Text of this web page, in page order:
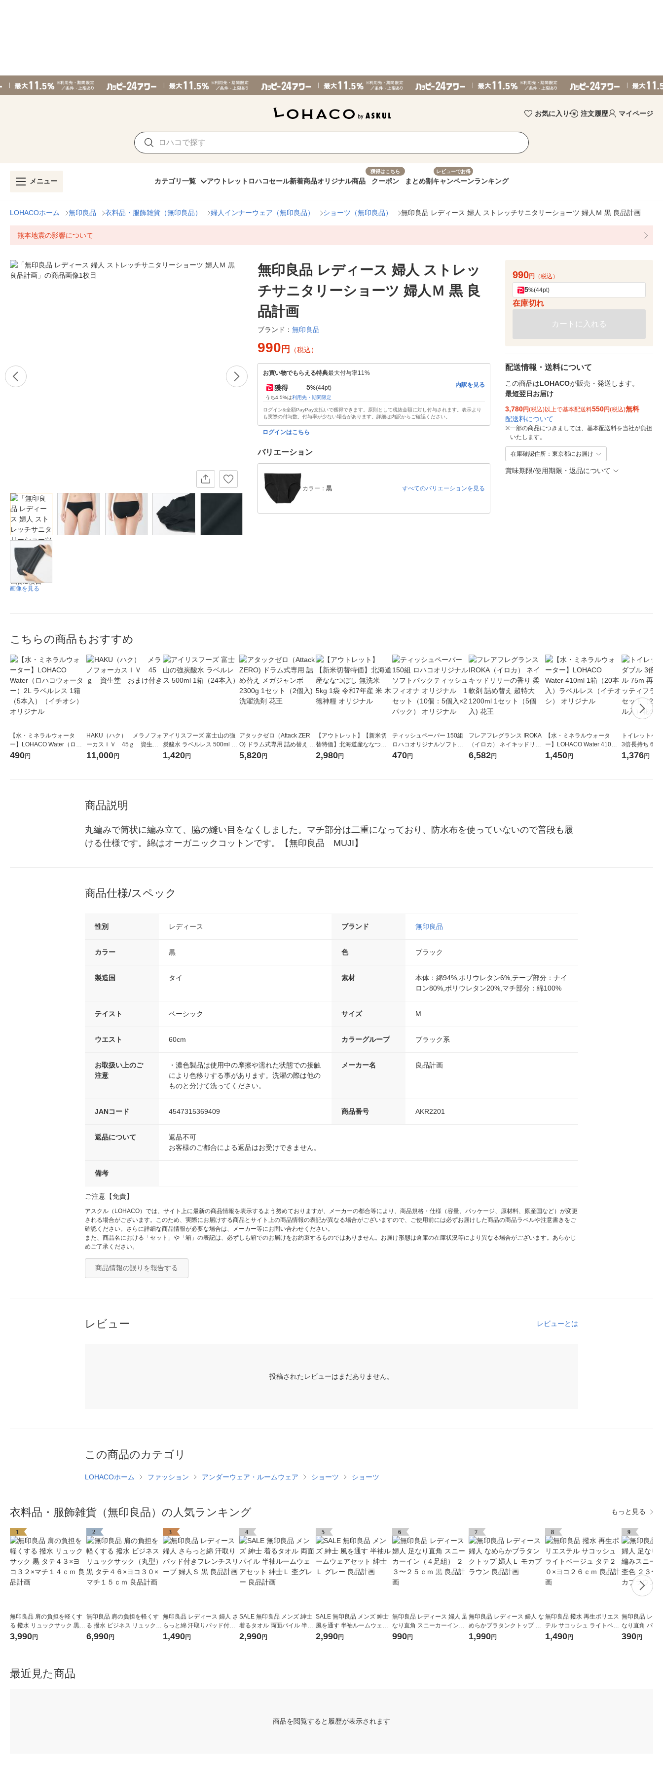
お気に入り 注文履歴 マイページ
メニュー カテゴリ一覧 アウトレット ロハコセール新着商品オリジナル商品
獲得はこちら
クーポン まとめ割
レビューでお得
キャンペーンランキング
LOHACOホーム 無印良品 衣料品・服飾雑貨（無印良品） 婦人インナーウェア（無印良品） ショーツ（無印良品） 無印良品 レディース 婦人 ストレッチサニタリーショーツ 婦人Ｍ 黒 良品計画
熊本地震の影響について
画像を見る
無印良品 レディース 婦人 ストレッ
チサニタリーショーツ 婦人Ｍ 黒 良
品計画
ブランド： 無印良品
990 円 （税込）
お買い物でもらえる特典最大付与率11%
獲得 5%(44pt)
うち4.5%は利用先・期間限定
内訳を見る
ログイン&全額PayPay支払いで獲得できます。原則として税抜金額に対し付与されます。表示より
も実際の付与数、付与率が少ない場合があります。詳細は内訳からご確認ください。
ログインはこちら
バリエーション
カラー： 黒 すべてのバリエーションを見る
990円 （税込）
5%(44pt)
在庫切れ
カートに入れる
配送情報・送料について
この商品はLOHACOが販売・発送します。
最短翌日お届け
3,780円(税込)以上で基本配送料550円(税込)無料
配送料について
※一部の商品につきましては、基本配送料を当社が負担
いたします。
在庫確認住所：東京都にお届け
賞味期限/使用期限・返品について
こちらの商品もおすすめ
【水・ミネラルウォータ
ー】LOHACO Water（ロハ
コウォーター）2L ラベルレ
490円
HAKU（ハク） メラノフォ
ーカスＩＶ 45ｇ 資生
堂 おまけ付き
11,000円
アイリスフーズ 富士山の強
炭酸水 ラベルレス 500ml 1
箱（24本入）
1,420円
アタックゼロ（Attack ZER
O) ドラム式専用 詰め替え メ
ガジャンボ 2300g 1セット
（2個入) 洗濯洗剤 花王
5,820円
【アウトレット】【新米切
替特価】北海道産ななつぼ
し 無洗米 5kg 1袋 令和7年産
米 木徳神糧 オリジナル
2,980円
ティッシュペーパー 150組
ロハコオリジナルソフトパ
ックティッシュ フィオナ オ
470円
フレアフレグランス IROKA
（イロカ） ネイキッドリリ
ーの香り 柔軟剤 詰め替え 超
特大 1200ml 1セット（5個
6,582円
【水・ミネラルウォータ
ー】LOHACO Water 410ml
1箱（20本入）ラベルレス
（イチオシ） オリジナル
1,450円
トイレットペ
3倍長持ち 6ロール
紙配合 スコッ
パック 1セッ
1,376円
商品説明
丸編みで筒状に編み立て、脇の縫い目をなくしました。マチ部分は二重になっており、防水布を使っていないので普段も履
ける仕様です。綿はオーガニックコットンです。【無印良品　MUJI】
商品仕様/スペック
性別 レディース ブランド 無印良品
カラー 黒 色 ブラック
製造国 タイ 素材
本体：綿94%,ポリウレタン6%,テープ部分：ナイ
ロン80%,ポリウレタン20%,マチ部分：綿100%
テイスト ベーシック サイズ M
ウエスト 60cm カラーグループ ブラック系
お取扱い上のご
注意
・濃色製品は使用中の摩擦や濡れた状態での接触
により色移りする事があります。洗濯の際は他の
ものと分けて洗ってください。
メーカー名 良品計画
JANコード 4547315369409 商品番号 AKR2201
返品について
返品不可
お客様のご都合による返品はお受けできません。
備考
ご注意【免責】
アスクル（LOHACO）では、サイト上に最新の商品情報を表示するよう努めておりますが、メーカーの都合等により、商品規格・仕様（容量、パッケージ、原材料、原産国など）が変更
される場合がございます。このため、実際にお届けする商品とサイト上の商品情報の表記が異なる場合がございますので、ご使用前には必ずお届けした商品の商品ラベルや注意書きをご
確認ください。さらに詳細な商品情報が必要な場合は、メーカー等にお問い合わせください。
また、商品名における「セット」や「箱」の表記は、必ずしも箱でのお届けをお約束するものではありません。お届け形態は倉庫の在庫状況等により異なる場合がございます。あらかじ
めご了承ください。
商品情報の誤りを報告する
レビュー レビューとは
投稿されたレビューはまだありません。
この商品のカテゴリ
LOHACOホーム ファッション アンダーウェア・ルームウェア ショーツ ショーツ
衣料品・服飾雑貨（無印良品）の人気ランキング もっと見る
1
無印良品 肩の負担を軽くす
る 撥水 リュックサック 黒
タテ４３×ヨコ３２×マチ１
４ｃｍ 良品計画
3,990円
2
無印良品 肩の負担を軽くす
る 撥水 ビジネス リュックサ
ック（丸型） 黒 タテ４６×
ヨコ３０×マチ１５ｃｍ 良品
6,990円
3
無印良品 レディース 婦人 さ
らっと綿 汗取りパッド付き
フレンチスリーブ 婦人Ｓ 黒
良品計画
1,490円
4
SALE 無印良品 メンズ 紳士
着るタオル 両面パイル 半袖
ルームウェアセット 紳士Ｌ
杢グレー 良品計画
2,990円
5
SALE 無印良品 メンズ 紳士
風を通す 半袖ルームウェア
セット 紳士Ｌ グレー 良品計
画
2,990円
6
無印良品 レディース 婦人 足
なり直角 スニーカーイン
（４足組） ２３〜２５ｃｍ
990円
7
無印良品 レディース 婦人 な
めらかブラタンクトップ 婦
人Ｌ モカブラウン 良品計画
1,990円
8
無印良品 撥水 再生ポリエス
テル サコッシュ ライトベー
ジュ タテ２０×ヨコ２６ｃｍ
良品計画
1,490円
9
無印良品 レデ
なり直角 パイ
カーイン ※杢
390円
最近見た商品
商品を閲覧すると履歴が表示されます